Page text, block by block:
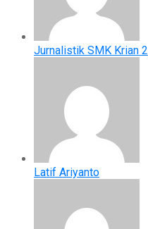
Jurnalistik SMK Krian 2
Latif Ariyanto